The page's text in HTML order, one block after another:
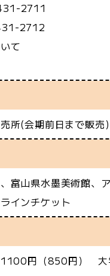
2711
2712
て
所(会期前日まで販売)
富山県水墨美術館、
インチケット
1100円（850円）